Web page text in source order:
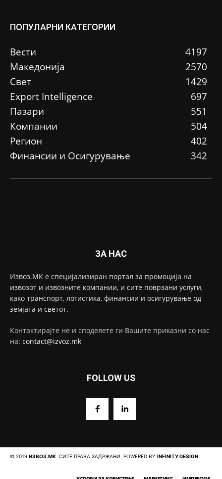
ПОПУЛАРНИ КАТЕГОРИИ
Вести
4197
Македонија
2570
Свет
1429
Еxport Intelligence
697
Пазари
551
Компании
504
Регион
402
Финансии и Осигурување
342
ЗА НАС
Извоз.МК е специјализиран портал за промоција на
извозот и извозните компании, и сите поврзани услуги,
како транспорт, логистика, финансии и осигурување од
земјата и светот.
Контактирајте не и споделете ги Вашите приказни со нас
на: contact@izvoz.mk
FOLLOW US
© 2019 ИЗВОЗ.МК. СИТЕ ПРАВА ЗАДРЖАНИ. POWERED BY INFINITY DESIGN